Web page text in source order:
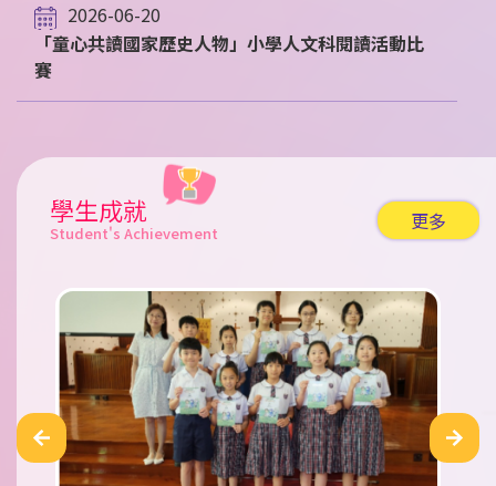
2026-06-20
「童心共讀國家歷史人物」小學人文科閱讀活動比
賽
學生成就
Student's Achievement 更多